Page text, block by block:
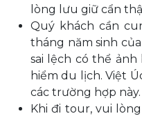
lòng lưu giữ cẩn
Quý khách cần
tháng năm sinh
sai lệch có thể
hiểm du lịch. Việt
các trường hợp này.
Khi đi tour, vui